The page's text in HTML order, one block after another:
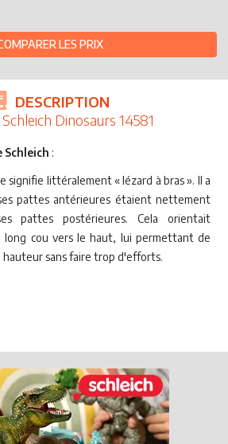
LES PRIX
DESCRIPTION
Dinosaurs 14581
:
signifie littéralement « lézard à bras ». Il a
pattes antérieures étaient nettement
pattes postérieures. Cela orientait
long cou vers le haut, lui permettant de
hauteur sans faire trop d'efforts.